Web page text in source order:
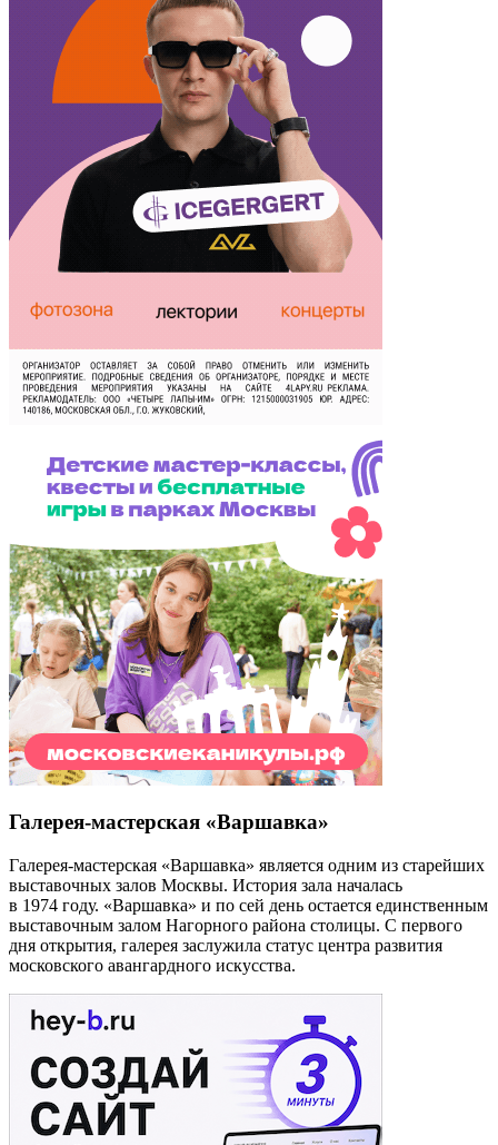
Галерея-мастерская «Варшавка»
Галерея-мастерская «Варшавка» является одним из старейших
выставочных залов Москвы. История зала началась
в 1974 году. «Варшавка» и по сей день остается единственным
выставочным залом Нагорного района столицы. С первого
дня открытия, галерея заслужила статус центра развития
московского авангардного искусства.